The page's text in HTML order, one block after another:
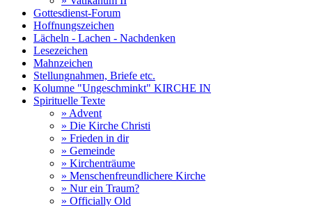
Gottesdienst-Forum
Hoffnungszeichen
Lächeln - Lachen - Nachdenken
Lesezeichen
Mahnzeichen
Stellungnahmen, Briefe etc.
Kolumne "Ungeschminkt" KIRCHE IN
Spirituelle Texte
» Advent
» Die Kirche Christi
» Frieden in dir
» Gemeinde
» Kirchenträume
» Menschenfreundlichere Kirche
» Nur ein Traum?
» Officially Old